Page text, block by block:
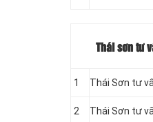
Thái sơn tư
1 Thái Sơn tư
2 Thái Sơn tư